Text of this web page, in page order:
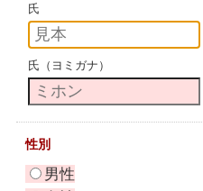
氏
氏（ヨミガナ）
性別
男性